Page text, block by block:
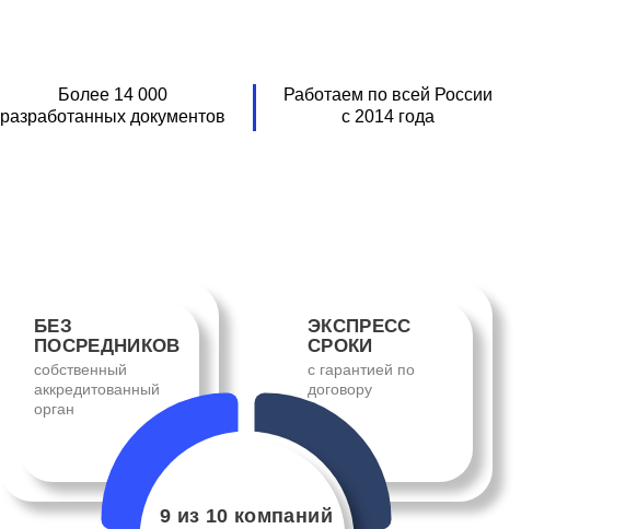
Более 14 000
разработанных документов
Работаем по всей Роcсии
с 2014 года
БЕЗ
ПОСРЕДНИКОВ
собственный
аккредитованный
орган
ЭКСПРЕСС
СРОКИ
с гарантией по
договору
9 из 10 компаний